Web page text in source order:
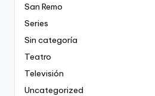
San Remo
Series
Sin categoría
Teatro
Televisión
Uncategorized